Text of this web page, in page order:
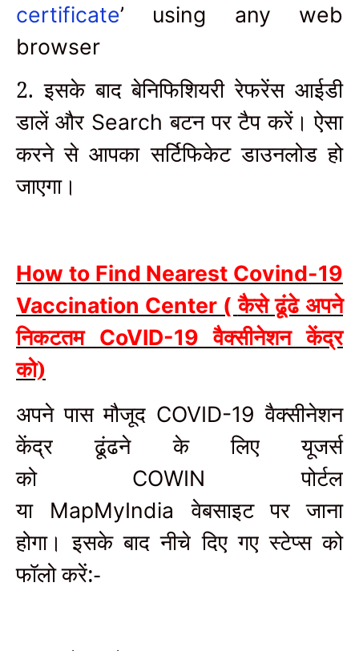
certificate’ using any web
browser
2. इसके बाद बेनिफिशियरी रेफरेंस आईडी
डालें और Searchबटन पर टैप करें। ऐसा
करने से आपका सर्टिफिकेट डाउनलोड हो
जाएगा।
How to Find Nearest Covind-19
Vaccination Center (कैसे ढूंढे अपने
निकटतम CoVID-19वैक्सीनेशन केंद्र
को)
अपने पास मौजूद COVID-19वैक्सीनेशन
केंद्र ढूंढने के लिए यूजर्स
को COWINपोर्टल
याMapMyIndiaवेबसाइट पर जाना
होगा। इसके बाद नीचे दिए गए स्टेप्स को
फॉलो करें:-